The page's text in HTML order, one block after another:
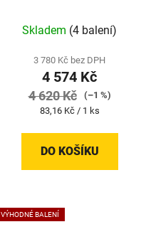
Skladem (4 balení)
3 780 Kč bez DPH
4 574 Kč
4 620 Kč
(–1 %)
Měrná
83,16 Kč / 1 ks
DO KOŠÍKU
VÝHODNÉ BALENÍ